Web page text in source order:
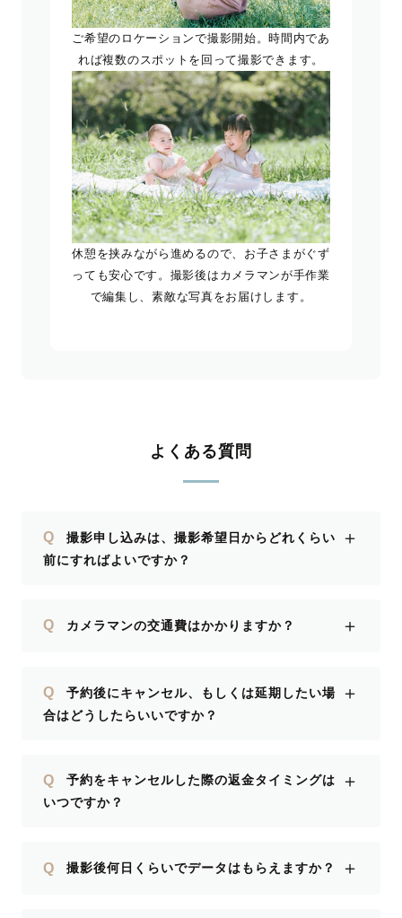
ご希望のロケーションで撮影開始。時間内であ
れば複数のスポットを回って撮影できます。
休憩を挟みながら進めるので、お子さまがぐず
っても安心です。撮影後はカメラマンが手作業
で編集し、素敵な写真をお届けします。
よくある質問
Q
撮影申し込みは、撮影希望日からどれくらい
前にすればよいですか？
＋
Q カメラマンの交通費はかかりますか？ ＋
Q
予約後にキャンセル、もしくは延期したい場
合はどうしたらいいですか？
＋
Q
予約をキャンセルした際の返金タイミングは
いつですか？
＋
Q 撮影後何日くらいでデータはもらえますか？ ＋